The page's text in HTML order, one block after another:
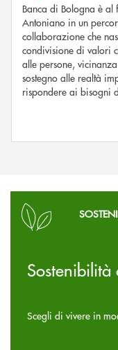
Banca di Bologna è al
Antoniano in un
collaborazione che
condivisione di valori
alle persone,
sostegno alle realtà
rispondere ai bisogni
Scegli di vivere in